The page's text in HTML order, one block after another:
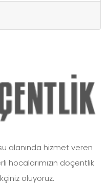
alanında hizmet veren
hocalarımızın doçentlik
oluyoruz.